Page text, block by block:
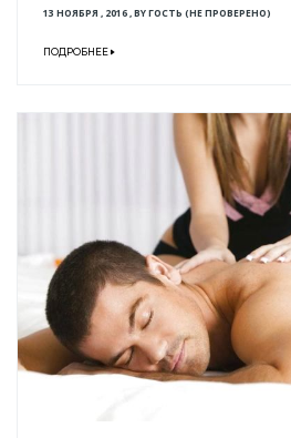
13 НОЯБРЯ , 2016,BYГОСТЬ (НЕ ПРОВЕРЕНО)
ПОДРОБНЕЕ